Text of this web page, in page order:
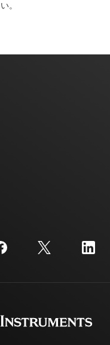
。​​​​​​​​​​​​​​
ンス検索
ポート・センター
トの FAQ
FAQ